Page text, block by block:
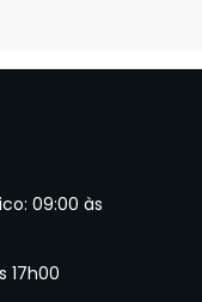
09:00 às
17h00